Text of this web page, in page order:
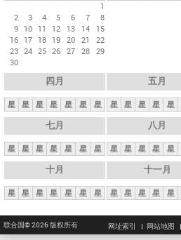
1
2
3 4 5 6 7
8
9 10 11 12 13 14
15
16 17 18 19 20 21
22
23 24 25 26 27 28 29
30
四月
星 星 星 星 星 星 星
五月
星 星 星 星 星
七月
星 星 星 星 星 星 星
八月
星 星 星 星 星
十月
星 星 星 星 星 星 星
十一月
星 星 星 星 星
联合国© 2026 版权所有 网址索引 网站地图